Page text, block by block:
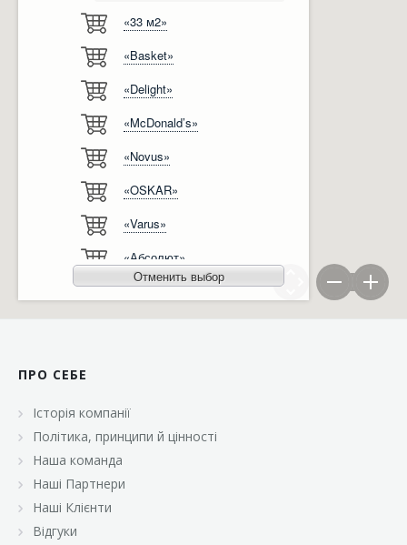
Ліцензії, сертифікати, дипломи
Автоматизація
Модернізація
«33 м2»
«Basket»
«Delight»
«McDonald’s»
«Novus»
«OSKAR»
«Varus»
«Абсолют»
«Агро-Овен»
«Велмарт»
Отменить выбор
ПРО СЕБЕ
Історія компанії
Політика, принципи й цінності
Наша команда
Наші Партнери
Наші Клієнти
Відгуки